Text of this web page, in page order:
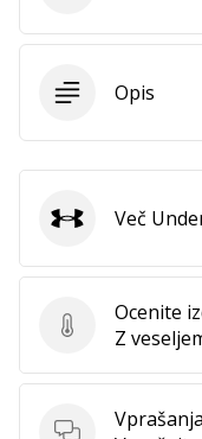
Opis
Ocenite izdelek
Ocenite
Z
Vprašanja
Under Armour
Več